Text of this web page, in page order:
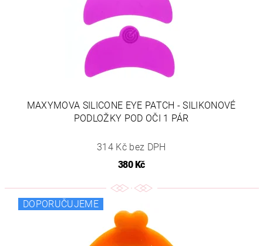
MAXYMOVA SILICONE EYE PATCH - SILIKONOVÉ
PODLOŽKY POD OČI 1 PÁR
314 Kč bez DPH
380 Kč
DOPORUČUJEME